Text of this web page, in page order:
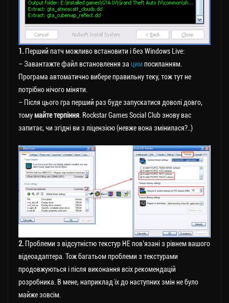
1. Перший патч можливо встановити і без Windows Live:
– Завантажте файл встановлення за цимпосиланням.
Програма автоматично вибере правильну теку, тож тут не
потрібно нічого міняти.
– Після цього гра перший раз буде запускатися доволі довго,
томумайте терпіння . Rockstar Games Social Club знову вас
запитає, чи згідні ви з ліцензією (невже вона змінилася?..)
2. Проблеми з відсутністю текстур НЕ пов’язані з рівнем вашого
відеоадаптера. Тож багатьом проблеми з текстурами
продовжуються і після виконання всіх рекомендацій
розробника. В мене, наприклад їх до наступних змін не було
майже зовсім.